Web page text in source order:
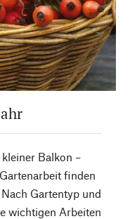
Balkon –
finden
Gartentyp und
wichtigen Arbeiten